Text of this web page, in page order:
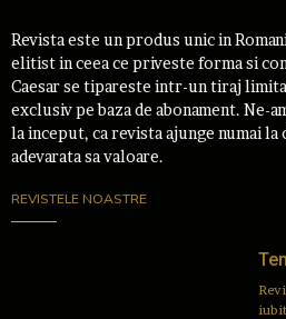
Revista este un produs unic in
elitist in ceea ce priveste forma si
Caesar se tipareste intr-un tiraj
exclusiv pe baza de abonament. Ne-
la inceput, ca revista ajunge numai
adevarata sa valoare.
REVISTELE NOASTRE